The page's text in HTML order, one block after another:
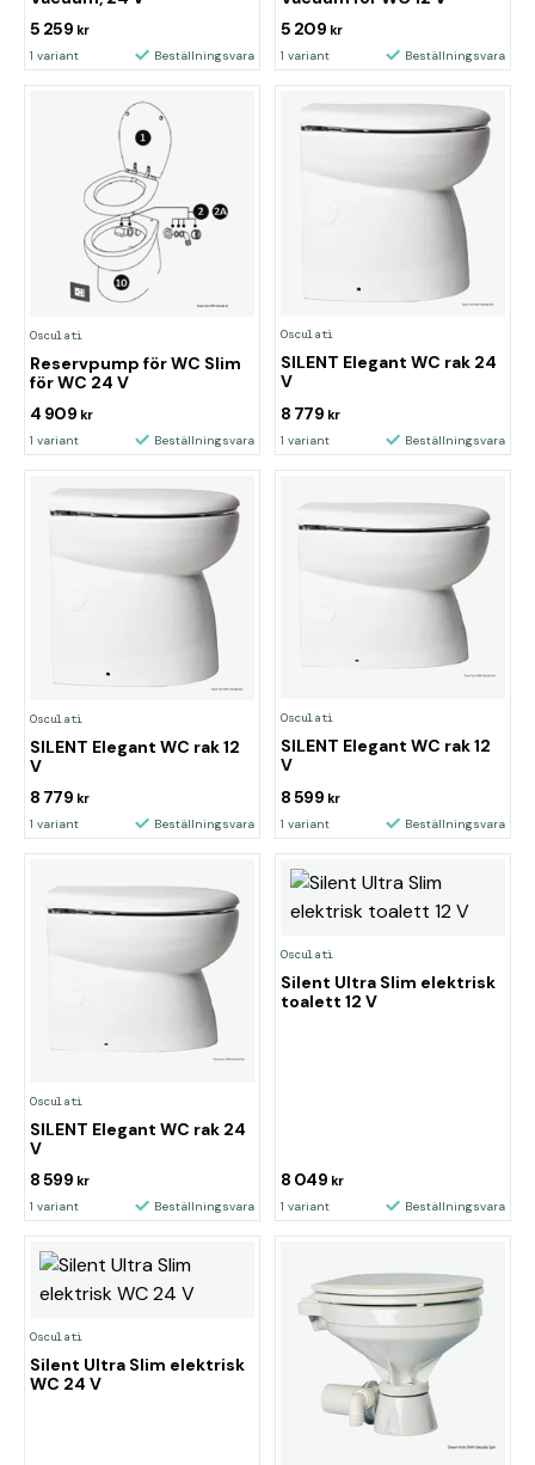
5 259 kr
1 variant Beställningsvara
5 209 kr
1 variant Beställningsvara
Osculati
Reservpump för WC Slim
för WC 24 V
4 909 kr
1 variant Beställningsvara
Osculati
SILENT Elegant WC rak 24
V
8 779 kr
1 variant Beställningsvara
Osculati
SILENT Elegant WC rak 12
V
8 779 kr
1 variant Beställningsvara
Osculati
SILENT Elegant WC rak 12
V
8 599 kr
1 variant Beställningsvara
Osculati
SILENT Elegant WC rak 24
V
8 599 kr
1 variant Beställningsvara
Osculati
Silent Ultra Slim elektrisk
toalett 12 V
8 049 kr
1 variant Beställningsvara
Osculati
Silent Ultra Slim elektrisk
WC 24 V